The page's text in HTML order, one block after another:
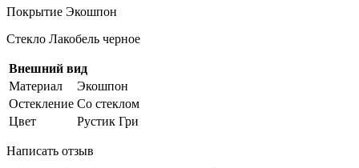
Покрытие Экошпон
Стекло Лакобель черное
Внешний вид
Материал
Экошпон
Остекление Со стеклом
Цвет
Рустик Гри
Написать отзыв